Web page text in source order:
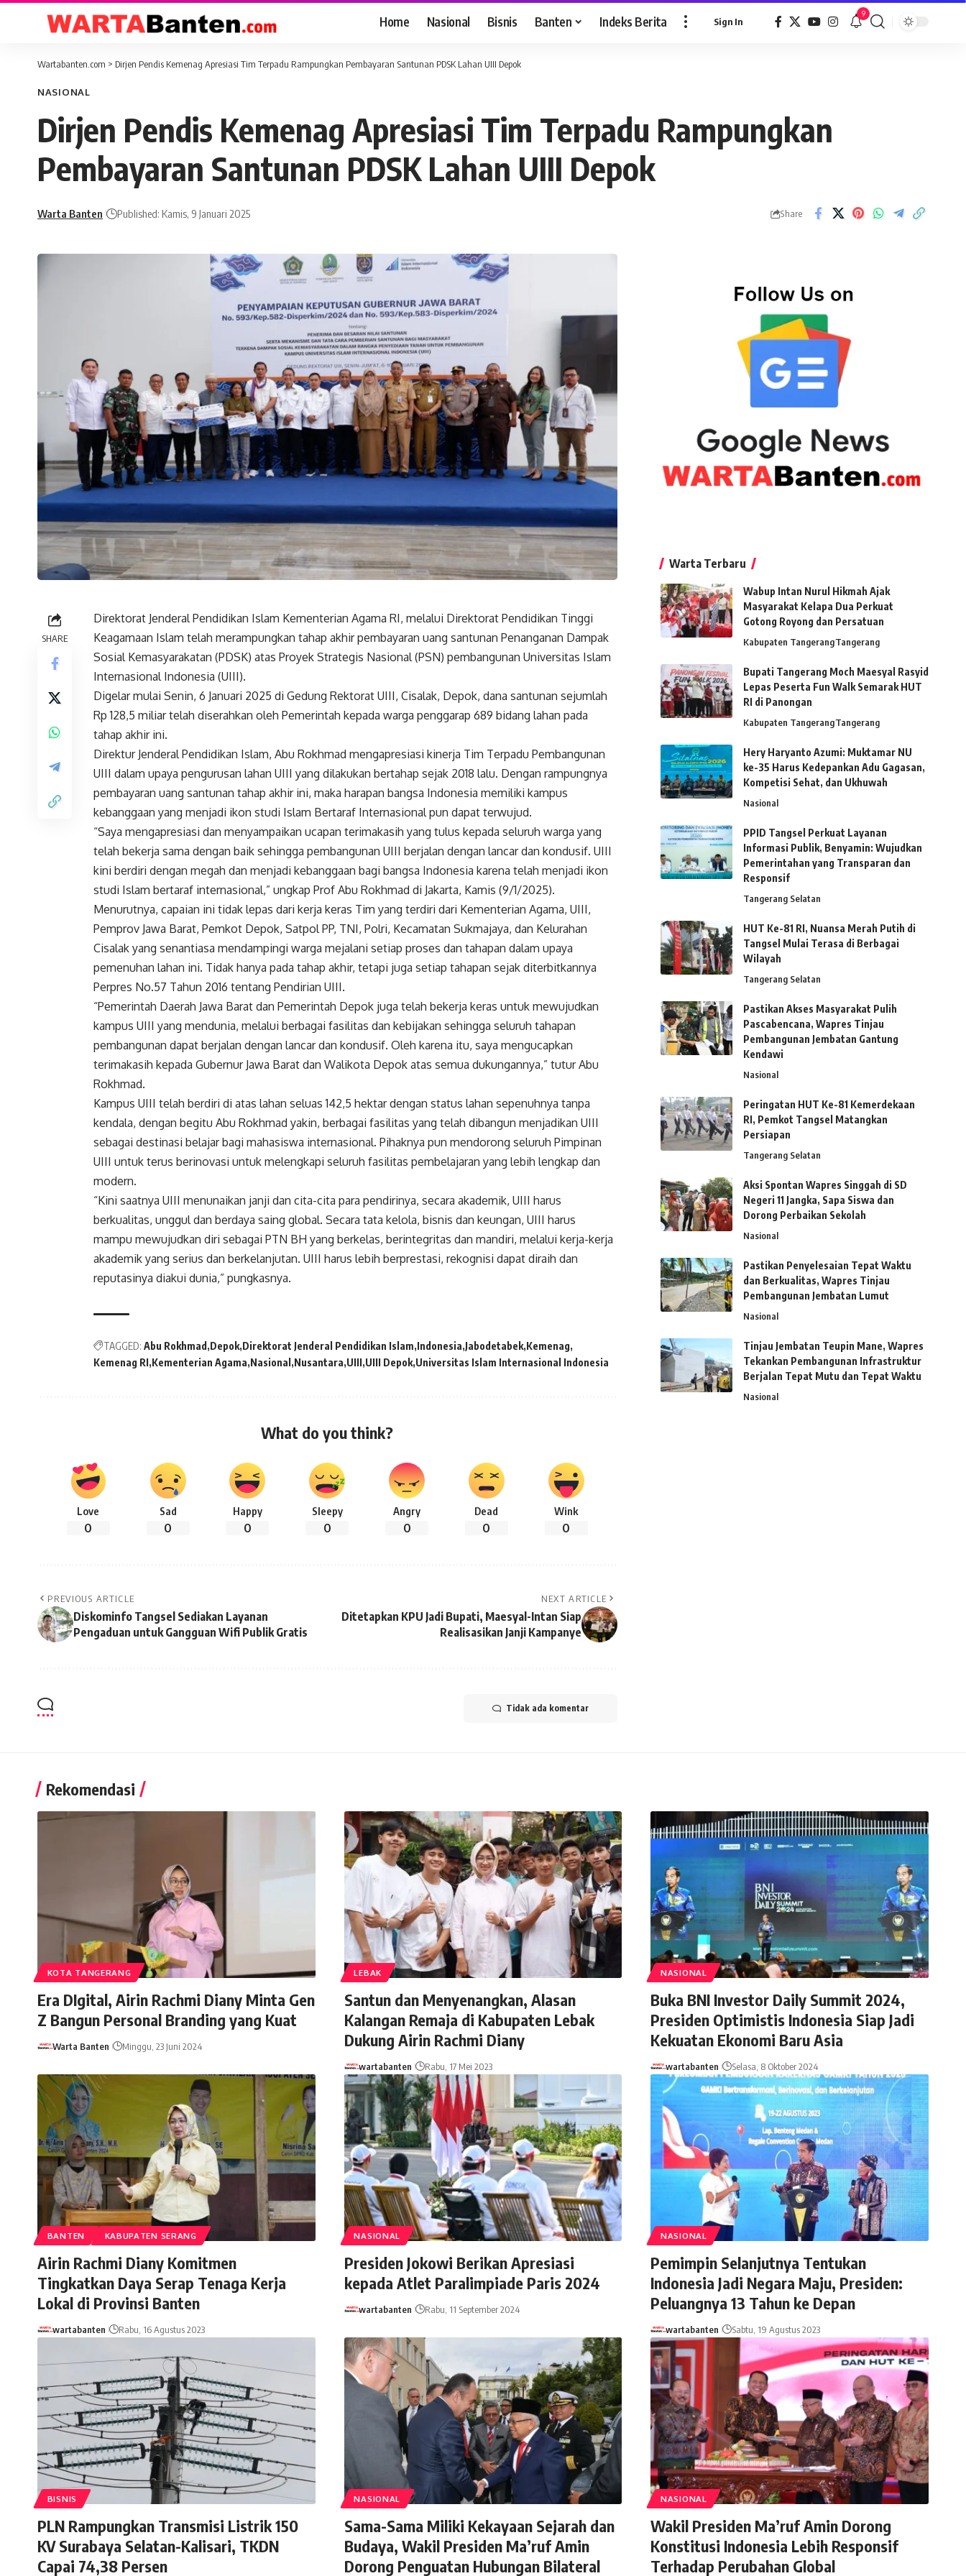
Home Nasional Bisnis Banten Indeks Berita Sign In
9
Wartabanten.com > Dirjen Pendis Kemenag Apresiasi Tim Terpadu Rampungkan Pembayaran Santunan PDSK Lahan UIII Depok
NASIONAL
Dirjen Pendis Kemenag Apresiasi Tim Terpadu Rampungkan
Pembayaran Santunan PDSK Lahan UIII Depok
Warta Banten Published: Kamis, 9 Januari 2025 Share
SHARE
Direktorat Jenderal Pendidikan Islam Kementerian Agama RI, melalui Direktorat Pendidikan Tinggi
Keagamaan Islam telah merampungkan tahap akhir pembayaran uang santunan Penanganan Dampak
Sosial Kemasyarakatan (PDSK) atas Proyek Strategis Nasional (PSN) pembangunan Universitas Islam
Internasional Indonesia (UIII).
Digelar mulai Senin, 6 Januari 2025 di Gedung Rektorat UIII, Cisalak, Depok, dana santunan sejumlah
Rp 128,5 miliar telah diserahkan oleh Pemerintah kepada warga penggarap 689 bidang lahan pada
tahap akhir ini.
Direktur Jenderal Pendidikan Islam, Abu Rokhmad mengapresiasi kinerja Tim Terpadu Pembangunan
UIII dalam upaya pengurusan lahan UIII yang dilakukan bertahap sejak 2018 lalu. Dengan rampungnya
pembayaran uang santunan tahap akhir ini, maka harapan bangsa Indonesia memiliki kampus
kebanggaan yang menjadi ikon studi Islam Bertaraf Internasional pun dapat terwujud.
“Saya mengapresiasi dan menyampaikan ucapan terimakasih yang tulus kepada seluruh warga yang
telah bekerja sama dengan baik sehingga pembangunan UIII berjalan dengan lancar dan kondusif. UIII
kini berdiri dengan megah dan menjadi kebanggaan bagi bangsa Indonesia karena telah menjadi ikon
studi Islam bertaraf internasional,” ungkap Prof Abu Rokhmad di Jakarta, Kamis (9/1/2025).
Menurutnya, capaian ini tidak lepas dari kerja keras Tim yang terdiri dari Kementerian Agama, UIII,
Pemprov Jawa Barat, Pemkot Depok, Satpol PP, TNI, Polri, Kecamatan Sukmajaya, dan Kelurahan
Cisalak yang senantiasa mendampingi warga mejalani setiap proses dan tahapan dalam upaya
pemenuhan lahan ini. Tidak hanya pada tahap akhir, tetapi juga setiap tahapan sejak diterbitkannya
Perpres No.57 Tahun 2016 tentang Pendirian UIII.
“Pemerintah Daerah Jawa Barat dan Pemerintah Depok juga telah bekerja keras untuk mewujudkan
kampus UIII yang mendunia, melalui berbagai fasilitas dan kebijakan sehingga seluruh tahapan
pembangunan dapat berjalan dengan lancar dan kondusif. Oleh karena itu, saya mengucapkan
terimakasih kepada Gubernur Jawa Barat dan Walikota Depok atas semua dukungannya,” tutur Abu
Rokhmad.
Kampus UIII telah berdiri di atas lahan seluas 142,5 hektar dengan status lahan sepenuhnya tanpa
kendala, dengan begitu Abu Rokhmad yakin, berbagai fasilitas yang telah dibangun menjadikan UIII
sebagai destinasi belajar bagi mahasiswa internasional. Pihaknya pun mendorong seluruh Pimpinan
UIII untuk terus berinovasi untuk melengkapi seluruh fasilitas pembelajaran yang lebih lengkap dan
modern.
“Kini saatnya UIII menunaikan janji dan cita-cita para pendirinya, secara akademik, UIII harus
berkualitas, unggul dan berdaya saing global. Secara tata kelola, bisnis dan keungan, UIII harus
mampu mewujudkan diri sebagai PTN BH yang berkelas, berintegritas dan mandiri, melalui kerja-kerja
akademik yang serius dan berkelanjutan. UIII harus lebih berprestasi, rekognisi dapat diraih dan
reputasinya diakui dunia,” pungkasnya.
TAGGED: Abu Rokhmad Depok Direktorat Jenderal Pendidikan Islam Indonesia Jabodetabek Kemenag
Kemenag RI Kementerian Agama Nasional Nusantara UIII UIII Depok Universitas Islam Internasional Indonesia
What do you think?
Love
0
Sad
0
Happy
0
Sleepy
0
Angry
0
Dead
0
Wink
0
PREVIOUS ARTICLE
Diskominfo Tangsel Sediakan Layanan
Pengaduan untuk Gangguan Wifi Publik Gratis
NEXT ARTICLE
Ditetapkan KPU Jadi Bupati, Maesyal-Intan Siap
Realisasikan Janji Kampanye
Tidak ada komentar
Warta Terbaru
Wabup Intan Nurul Hikmah Ajak
Masyarakat Kelapa Dua Perkuat
Gotong Royong dan Persatuan
Kabupaten TangerangTangerang
Bupati Tangerang Moch Maesyal Rasyid
Lepas Peserta Fun Walk Semarak HUT
RI di Panongan
Kabupaten TangerangTangerang
Hery Haryanto Azumi: Muktamar NU
ke-35 Harus Kedepankan Adu Gagasan,
Kompetisi Sehat, dan Ukhuwah
Nasional
PPID Tangsel Perkuat Layanan
Informasi Publik, Benyamin: Wujudkan
Pemerintahan yang Transparan dan
Responsif
Tangerang Selatan
HUT Ke-81 RI, Nuansa Merah Putih di
Tangsel Mulai Terasa di Berbagai
Wilayah
Tangerang Selatan
Pastikan Akses Masyarakat Pulih
Pascabencana, Wapres Tinjau
Pembangunan Jembatan Gantung
Kendawi
Nasional
Peringatan HUT Ke-81 Kemerdekaan
RI, Pemkot Tangsel Matangkan
Persiapan
Tangerang Selatan
Aksi Spontan Wapres Singgah di SD
Negeri 11 Jangka, Sapa Siswa dan
Dorong Perbaikan Sekolah
Nasional
Pastikan Penyelesaian Tepat Waktu
dan Berkualitas, Wapres Tinjau
Pembangunan Jembatan Lumut
Nasional
Tinjau Jembatan Teupin Mane, Wapres
Tekankan Pembangunan Infrastruktur
Berjalan Tepat Mutu dan Tepat Waktu
Nasional
Rekomendasi
KOTA TANGERANG
Era DIgital, Airin Rachmi Diany Minta Gen
Z Bangun Personal Branding yang Kuat
Warta Banten Minggu, 23 Juni 2024
LEBAK
Santun dan Menyenangkan, Alasan
Kalangan Remaja di Kabupaten Lebak
Dukung Airin Rachmi Diany
wartabanten Rabu, 17 Mei 2023
NASIONAL
Buka BNI Investor Daily Summit 2024,
Presiden Optimistis Indonesia Siap Jadi
Kekuatan Ekonomi Baru Asia
wartabanten Selasa, 8 Oktober 2024
BANTEN KABUPATEN SERANG
Airin Rachmi Diany Komitmen
Tingkatkan Daya Serap Tenaga Kerja
Lokal di Provinsi Banten
wartabanten Rabu, 16 Agustus 2023
NASIONAL
Presiden Jokowi Berikan Apresiasi
kepada Atlet Paralimpiade Paris 2024
wartabanten Rabu, 11 September 2024
NASIONAL
Pemimpin Selanjutnya Tentukan
Indonesia Jadi Negara Maju, Presiden:
Peluangnya 13 Tahun ke Depan
wartabanten Sabtu, 19 Agustus 2023
BISNIS
PLN Rampungkan Transmisi Listrik 150
KV Surabaya Selatan-Kalisari, TKDN
Capai 74,38 Persen
NASIONAL
Sama-Sama Miliki Kekayaan Sejarah dan
Budaya, Wakil Presiden Ma’ruf Amin
Dorong Penguatan Hubungan Bilateral
NASIONAL
Wakil Presiden Ma’ruf Amin Dorong
Konstitusi Indonesia Lebih Responsif
Terhadap Perubahan Global